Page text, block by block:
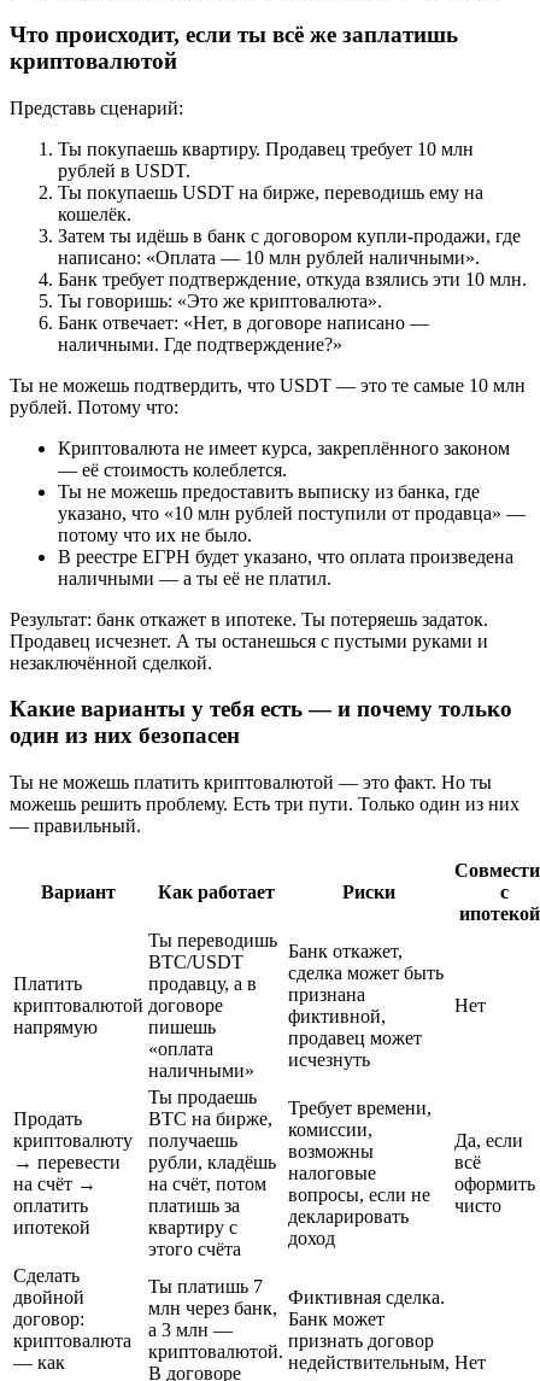
Что происходит, если ты всё же заплатишь
криптовалютой
Представь сценарий:
Ты покупаешь квартиру. Продавец требует 10 млн
рублей в USDT.
Ты покупаешь USDT на бирже, переводишь ему на
кошелёк.
Затем ты идёшь в банк с договором купли-продажи, где
написано: «Оплата — 10 млн рублей наличными».
Банк требует подтверждение, откуда взялись эти 10 млн.
Ты говоришь: «Это же криптовалюта».
Банк отвечает: «Нет, в договоре написано —
наличными. Где подтверждение?»
Ты не можешь подтвердить, что USDT — это те самые 10 млн
рублей. Потому что:
Криптовалюта не имеет курса, закреплённого законом
— её стоимость колеблется.
Ты не можешь предоставить выписку из банка, где
указано, что «10 млн рублей поступили от продавца» —
потому что их не было.
В реестре ЕГРН будет указано, что оплата произведена
наличными — а ты её не платил.
Результат: банк откажет в ипотеке. Ты потеряешь задаток.
Продавец исчезнет. А ты останешься с пустыми руками и
незаключённой сделкой.
Какие варианты у тебя есть — и почему только
один из них безопасен
Ты не можешь платить криптовалютой — это факт. Но ты
можешь решить проблему. Есть три пути. Только один из них
— правильный.
Вариант Как работает Риски
с
Платить
криптовалютой
напрямую
Ты переводишь
BTC/USDT
продавцу, а в
договоре
пишешь
«оплата
наличными»
Банк откажет,
сделка может быть
признана
фиктивной,
продавец может
исчезнуть
Нет
Продать
криптовалюту
→ перевести
на счёт →
оплатить
ипотекой
Ты продаешь
BTC на бирже,
получаешь
рубли, кладёшь
на счёт, потом
платишь за
квартиру с
этого счёта
Требует времени,
комиссии,
возможны
налоговые
вопросы, если не
декларировать
доход
Да, если
всё
оформить
чисто
Сделать
двойной
договор:
криптовалюта
— как
Ты платишь 7
млн через банк,
а 3 млн —
криптовалютой.
В договоре
Фиктивная сделка.
Банк может
признать договор
недействительным, Нет